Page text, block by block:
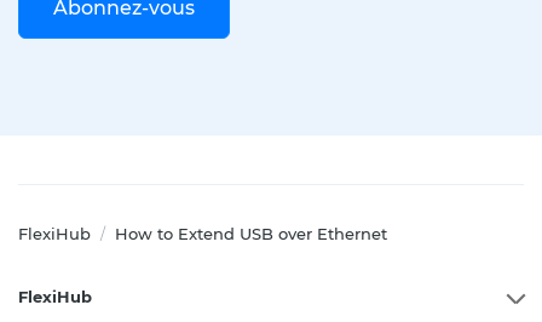
Abonnez-vous
FlexiHub / How to Extend USB over Ethernet
FlexiHub